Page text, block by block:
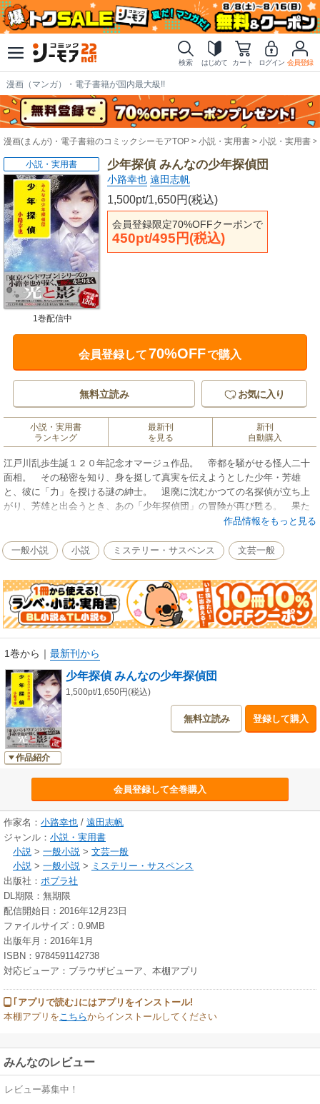
検索 はじめて カート ログイン 会員登録
漫画（マンガ）・電子書籍が国内最大級!!
漫画(まんが)・電子書籍のコミックシーモアTOP 小説・実用書 小説・実用書
少年探偵 みんなの少年探偵団
小路幸也 遠田志帆
1,500pt/1,650円(税込)
会員登録限定70%OFFクーポンで
450pt/495円(税込)
小説・実用書
1巻配信中
会員登録して70%OFFで購入
無料立読み お気に入り
小説・実用書
ランキング
最新刊
を見る
新刊
自動購入
江戸川乱歩生誕１２０年記念オマージュ作品。 帝都を騒がせる怪人二十
面相。 その秘密を知り、身を挺して真実を伝えようとした少年・芳雄
と、彼に「力」を授ける謎の紳士。 退廃に沈むかつての名探偵が立ち上
がり、芳雄と出会うとき、あの「少年探偵団」の冒険が再び甦る。 果た
して二十面相に隠された真実とは何なのか――。 「東京バンドワゴン」
界をご堪能あれ！
作品情報をもっと見る
一般小説 小説 ミステリー・サスペンス 文芸一般
1巻から ｜ 最新刊から
作品紹介
少年探偵 みんなの少年探偵団
1,500pt/1,650円(税込)
無料立読み 登録して購入
会員登録して全巻購入
作家名： 小路幸也 / 遠田志帆
ジャンル： 小説・実用書
小説 > 一般小説 > 文芸一般
小説 > 一般小説 > ミステリー・サスペンス
出版社： ポプラ社
DL期限：無期限
配信開始日：2016年12月23日
ファイルサイズ：0.9MB
出版年月：2016年1月
ISBN：9784591142738
対応ビューア：ブラウザビューア、本棚アプリ
｢アプリで読む｣にはアプリをインストール!
本棚アプリをこちらからインストールしてください
みんなのレビュー
レビュー募集中！